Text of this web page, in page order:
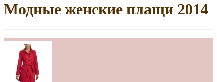
Модные женские плащи 2014